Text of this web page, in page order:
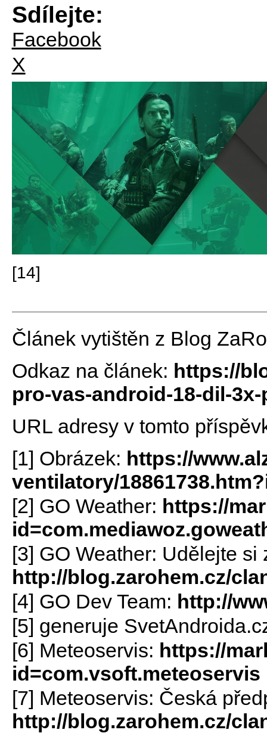
Sdílejte:
Facebook
X
[14]
Článek vytištěn z Blog
Odkaz na článek: https://
pro-vas-android-18-dil-
URL adresy v tomto
[1] Obrázek: https://
ventilatory/
[2] GO Weather: https://
[3] GO Weather: Udělejte
http://blog.zarohem.cz/
[4] GO Dev Team: http://
[5] generuje
[6] Meteoservis: https://
id=com.vsoft.meteoservis
[7] Meteoservis: Česká
http://blog.zarohem.cz/